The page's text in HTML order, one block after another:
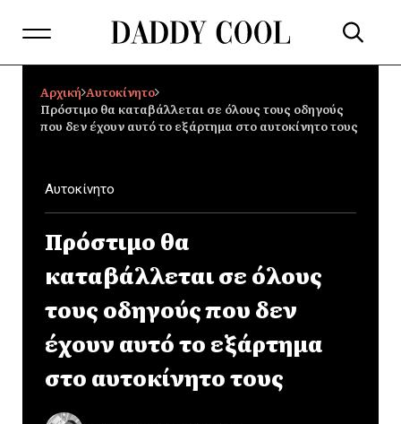
Αρχική Αυτοκίνητο
Πρόστιμο θα καταβάλλεται σε όλους τους οδηγούς
που δεν έχουν αυτό το εξάρτημα στο αυτοκίνητο τους
Αυτοκίνητο
Πρόστιμο θα
καταβάλλεται σε όλους
τους οδηγούς που δεν
έχουν αυτό το εξάρτημα
στο αυτοκίνητο τους